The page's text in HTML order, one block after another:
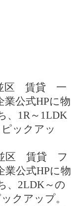
並区 賃貸 一
業公式HPに物
、1R～1LDK
ックアッ
並区 賃貸 フ
業公式HPに物
、2LDK～の
クアップ。